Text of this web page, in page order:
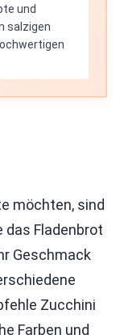
und
salzigen
möchten, sind
das Fladenbrot
Geschmack
Zucchini
Farben und